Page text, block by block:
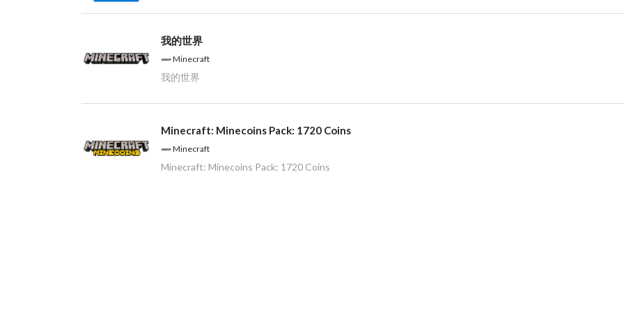
我的世界
Minecraft
我的世界
Minecraft: Minecoins Pack: 1720 Coins
Minecraft
Minecraft: Minecoins Pack: 1720 Coins